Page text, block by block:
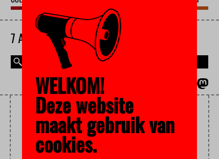
7 AUGUSTUS 2026
STAMCELONDERZOEK
WELKOM!
Deze website
maakt gebruik van
cookies.